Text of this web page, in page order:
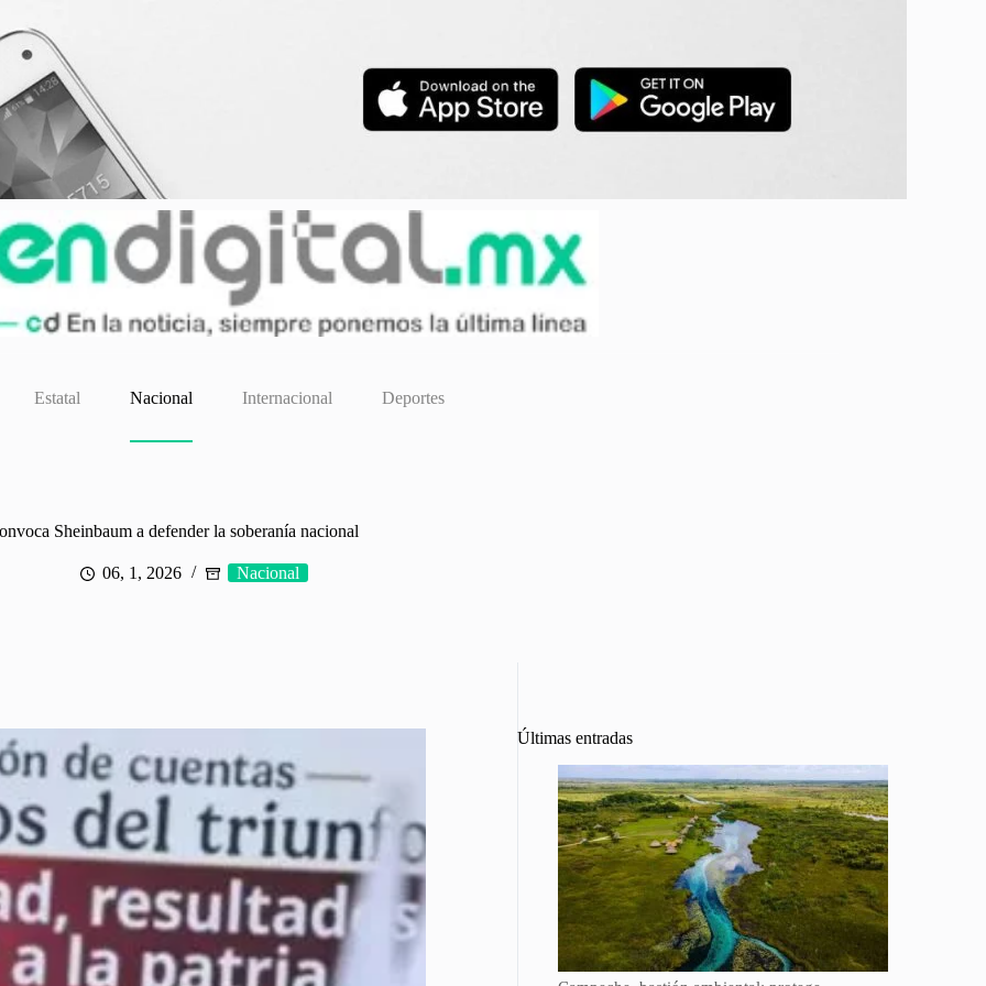
Estatal Nacional Internacional Deportes
Sheinbaum a defender la soberanía nacional
06, 1, 2026 Nacional
Últimas entradas